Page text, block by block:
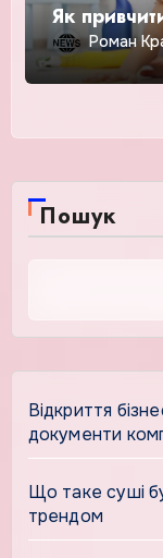
Як
Роман
Пошук
Відкриття
документи
Що таке суші
трендом